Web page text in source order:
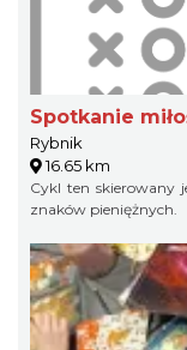
Spotkanie
Rybnik
16.65 km
Cykl ten skierowany
znaków pieniężnych.